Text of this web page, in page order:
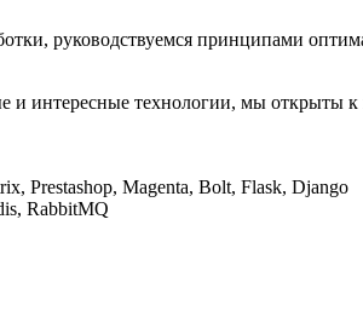
руководствуемся принципами
интересные технологии, мы открыты
Prestashop, Magenta, Bolt, Flask, Django
RabbitMQ